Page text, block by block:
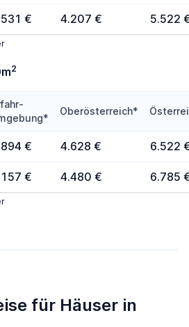
€ 4.207 € 5.522
2
Oberösterreich*
€ 4.628 € 6.522
€ 4.480 € 6.785
für Häuser in